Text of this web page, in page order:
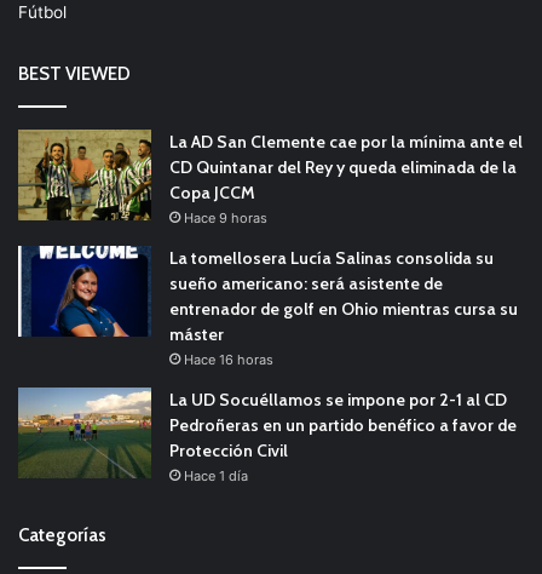
Fútbol
BEST VIEWED
La AD San Clemente cae por la mínima ante el
CD Quintanar del Rey y queda eliminada de la
Copa JCCM
Hace 9 horas
La tomellosera Lucía Salinas consolida su
sueño americano: será asistente de
entrenador de golf en Ohio mientras cursa su
máster
Hace 16 horas
La UD Socuéllamos se impone por 2-1 al CD
Pedroñeras en un partido benéfico a favor de
Protección Civil
Hace 1 día
Categorías